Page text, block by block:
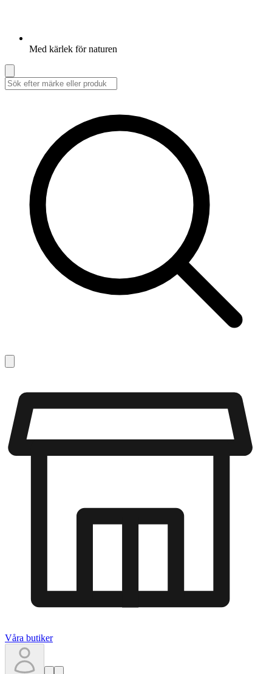
Med kärlek för naturen
Våra butiker